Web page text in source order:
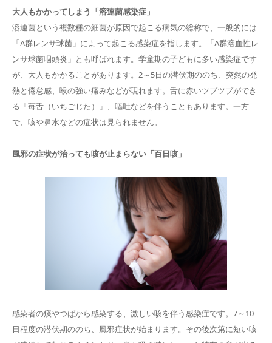
大人もかかってしまう「溶連菌感染症」
溶連菌という複数種の細菌が原因で起こる病気の総称で、一般的には
「A群レンサ球菌」によって起こる感染症を指します。「A群溶血性レ
ンサ球菌咽頭炎」とも呼ばれます。学童期の子どもに多い感染症です
が、大人もかかることがあります。2～5日の潜伏期ののち、突然の発
熱と倦怠感、喉の強い痛みなどが現れます。舌に赤いツブツブができ
る「苺舌（いちごじた）」、嘔吐などを伴うこともあります。一方
で、咳や鼻水などの症状は見られません。
風邪の症状が治っても咳が止まらない「百日咳」
感染者の痰やつばから感染する、激しい咳を伴う感染症です。7～10
日程度の潜伏期ののち、風邪症状が始まります。その後次第に短い咳